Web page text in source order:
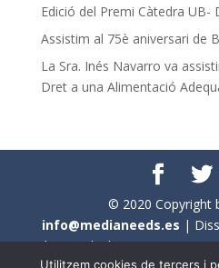
Edició del Premi Càtedra UB-
Assistim al 75è aniversari de
La Sra. Inés Navarro va
Dret a una Alimentació
© 2020 Copyright
info@medianeeds.es |
| Tots els drets reservats a
Utilitzem cookies de tercers i